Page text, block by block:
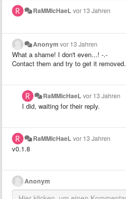
RaMMicHaeL vor 13 Jahren
Anonym vor 13 Jahren
What a shame! I don't even...! -.-
Contact them and try to get it removed.
RaMMicHaeL vor 13 Jahren
I did, waiting for their reply.
RaMMicHaeL vor 13 Jahren
v0.1.8
Anonym